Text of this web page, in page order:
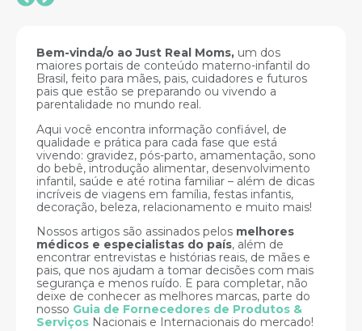
Bem-vinda/o ao Just Real Moms, um dos
maiores portais de conteúdo materno-infantil do
Brasil, feito para mães, pais, cuidadores e futuros
pais que estão se preparando ou vivendo a
parentalidade no mundo real.
Aqui você encontra informação confiável, de
qualidade e prática para cada fase que está
vivendo: gravidez, pós-parto, amamentação, sono
do bebê, introdução alimentar, desenvolvimento
infantil, saúde e até rotina familiar – além de dicas
incríveis de viagens em família, festas infantis,
decoração, beleza, relacionamento e muito mais!
Nossos artigos são assinados pelos melhores
médicos e especialistas do país, além de
encontrar entrevistas e histórias reais, de mães e
pais, que nos ajudam a tomar decisões com mais
segurança e menos ruído. E para completar, não
deixe de conhecer as melhores marcas, parte do
nosso Guia de Fornecedores de Produtos &
Serviços Nacionais e Internacionais do mercado!